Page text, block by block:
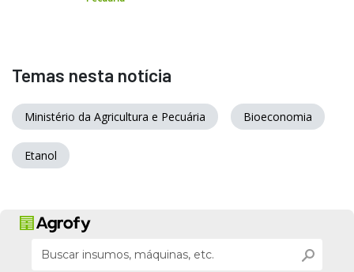
Temas nesta notícia
Ministério da Agricultura e Pecuária Bioeconomia
Etanol